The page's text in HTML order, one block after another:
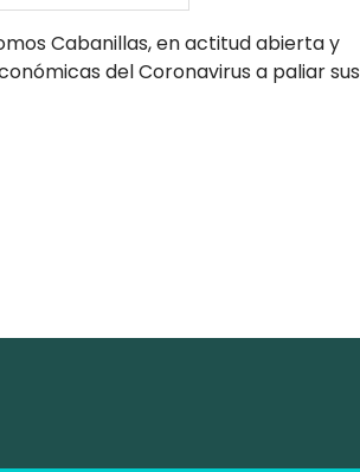
Cabanillas, en actitud abierta y
del Coronavirus a paliar sus